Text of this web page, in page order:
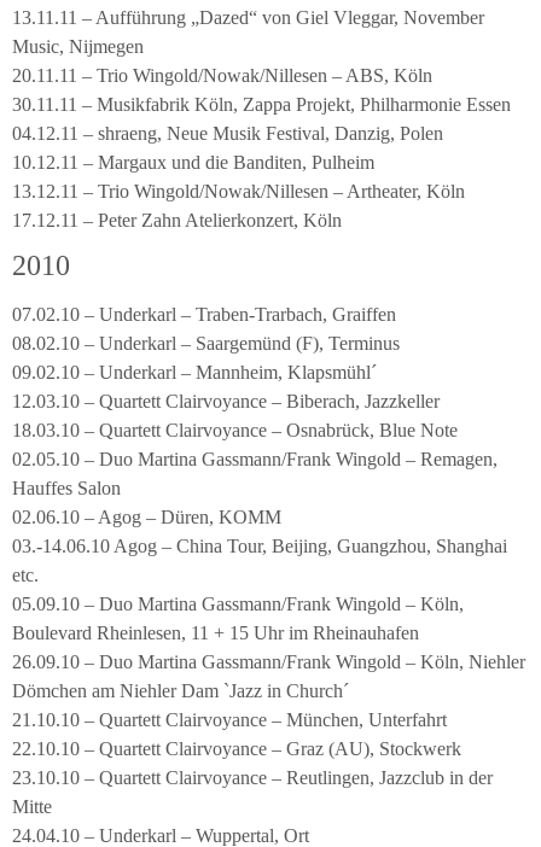
13.11.11 – Aufführung „Dazed“ von Giel Vleggar, November
Music, Nijmegen
20.11.11 – Trio Wingold/Nowak/Nillesen – ABS, Köln
30.11.11 – Musikfabrik Köln, Zappa Projekt, Philharmonie Essen
04.12.11 – shraeng, Neue Musik Festival, Danzig, Polen
10.12.11 – Margaux und die Banditen, Pulheim
13.12.11 – Trio Wingold/Nowak/Nillesen – Artheater, Köln
17.12.11 – Peter Zahn Atelierkonzert, Köln
2010
07.02.10 – Underkarl – Traben-Trarbach, Graiffen
08.02.10 – Underkarl – Saargemünd (F), Terminus
09.02.10 – Underkarl – Mannheim, Klapsmühl´
12.03.10 – Quartett Clairvoyance – Biberach, Jazzkeller
18.03.10 – Quartett Clairvoyance – Osnabrück, Blue Note
02.05.10 – Duo Martina Gassmann/Frank Wingold – Remagen,
Hauffes Salon
02.06.10 – Agog – Düren, KOMM
03.-14.06.10 Agog – China Tour, Beijing, Guangzhou, Shanghai
etc.
05.09.10 – Duo Martina Gassmann/Frank Wingold – Köln,
Boulevard Rheinlesen, 11 + 15 Uhr im Rheinauhafen
26.09.10 – Duo Martina Gassmann/Frank Wingold – Köln, Niehler
Dömchen am Niehler Dam `Jazz in Church´
21.10.10 – Quartett Clairvoyance – München, Unterfahrt
22.10.10 – Quartett Clairvoyance – Graz (AU), Stockwerk
23.10.10 – Quartett Clairvoyance – Reutlingen, Jazzclub in der
Mitte
24.04.10 – Underkarl – Wuppertal, Ort